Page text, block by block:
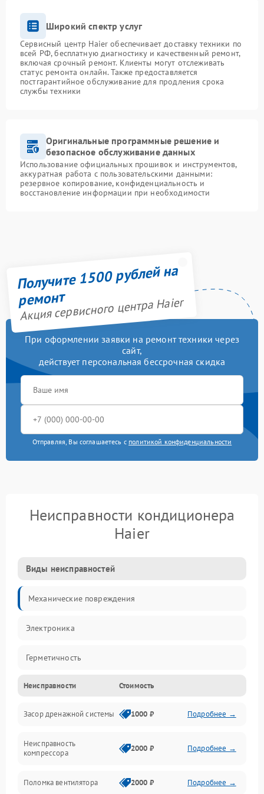
Широкий спектр услуг
Сервисный центр Haier обеспечивает доставку техники по
всей РФ, бесплатную диагностику и качественный ремонт,
включая срочный ремонт. Клиенты могут отслеживать
статус ремонта онлайн. Также предоставляется
постгарантийное обслуживание для продления срока
службы техники
Оригинальные программные решение и
безопасное обслуживание данных
Использование официальных прошивок и инструментов,
аккуратная работа с пользовательскими данными:
резервное копирование, конфиденциальность и
восстановление информации при необходимости
Получите 1500 рублей на
ремонт
Акция сервисного центра Haier
При оформлении заявки на ремонт техники через
сайт,
действует персональная бессрочная скидка
Отправляя, Вы соглашаетесь с политикой конфиденциальности
Неисправности кондиционера
Haier
Виды неисправностей
Механические повреждения
Электроника
Герметичность
Механика
Управление
Электропитание
Неисправности Стоимость
Засор дренажной системы 1000 ₽ Подробнее →
Неисправность
компрессора
2000 ₽ Подробнее →
Поломка вентилятора 2000 ₽ Подробнее →